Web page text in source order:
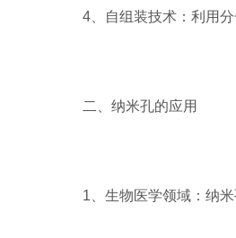
4、自组装技术：利用分
二、纳米孔的应用
1、生物医学领域：纳米